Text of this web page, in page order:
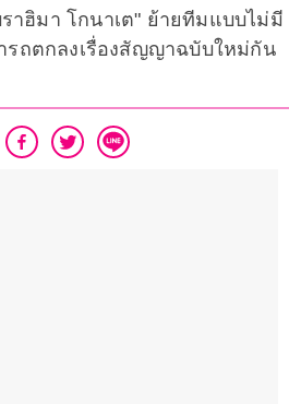
าฮิมา โกนาเต" ย้ายทีมแบบไม่มี
รถตกลงเรื่องสัญญาฉบับใหม่กัน